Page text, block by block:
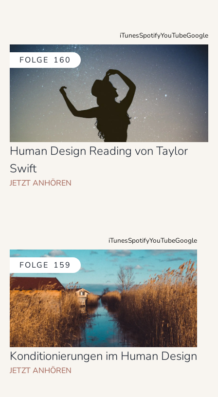
iTunesSpotifyYouTubeGoogle
FOLGE 160
Human Design Reading von Taylor
Swift
JETZT ANHÖREN
iTunesSpotifyYouTubeGoogle
FOLGE 159
Konditionierungen im Human Design
JETZT ANHÖREN